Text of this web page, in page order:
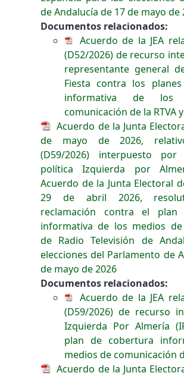
de Andalucía de 17 de mayo de
Documentos relacionados:
Acuerdo de la JEA
(D52/2026) de recurso
representante general
Fiesta contra los
informativa de los
comunicación de la RTVA y
Acuerdo de la Junta
de mayo de 2026,
(D59/2026) interpuesto
política Izquierda por
Acuerdo de la Junta Electoral
29 de abril 2026,
reclamación contra el plan
informativa de los medios de
de Radio Televisión de
elecciones del Parlamento de
de mayo de 2026
Documentos relacionados:
Acuerdo de la JEA
(D59/2026) de recurso
Izquierda Por Almería
plan de cobertura
medios de comunicación
Acuerdo de la Junta